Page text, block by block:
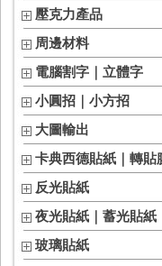
壓克力產品
周邊材料
電腦割字｜立體字
小圓招｜小方招
大圖輸出
卡典西德貼紙｜轉貼
反光貼紙
夜光貼紙｜蓄光貼紙
玻璃貼紙